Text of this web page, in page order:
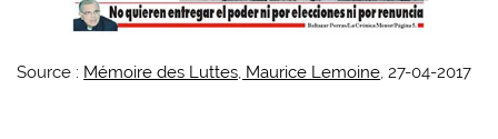
Source : Mémoire des Luttes, Maurice Lemoine , 27-04-2017